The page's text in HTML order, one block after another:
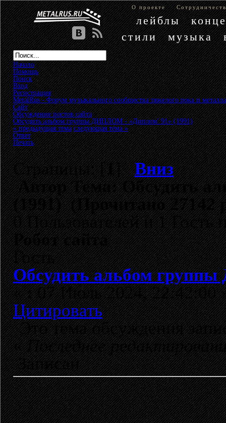
О проекте
лейблы
стили
музыка
Начало
Помощь
Поиск
Вход
Регистрация
MetalRus - Форум музыкального сообщества тяжелого рока и металла
Сайт»
Обсуждение постов сайта»
Обсудить альбом группы ДИПЛОМ - «Диплом' 91» (1991)
« предыдущая тема следующая тема »
Ответ
Печать
Страницы: [1]Вниз
АвторТема: Обсудить
(1991) (Прочитано 27142
0 Пользователей и 1 Гость
Робот сайта
Гость
Обсудить альбом
«:07 Июль 2024, 22:42:00
Цитировать
Это тема обсуждения
«Последнее
Записан